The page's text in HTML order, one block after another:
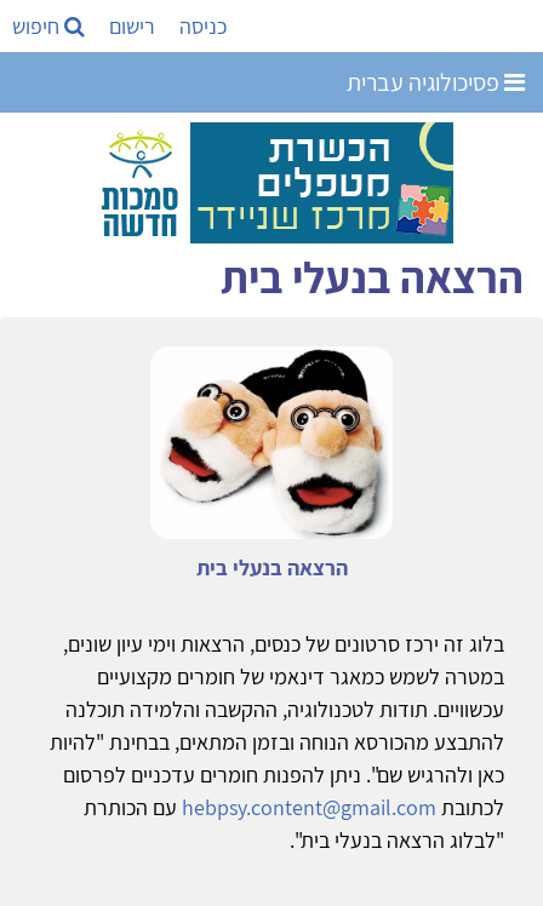
כניסה רישום חיפוש
פסיכולוגיה עברית
הרצאה בנעלי בית
הרצאה בנעלי בית
בלוג זה ירכז סרטונים של כנסים, הרצאות וימי עיון שונים,
במטרה לשמש כמאגר דינאמי של חומרים מקצועיים
עכשוויים. תודות לטכנולוגיה, ההקשבה והלמידה תוכלנה
להתבצע מהכורסא הנוחה ובזמן המתאים, בבחינת "להיות
כאן ולהרגיש שם". ניתן להפנות חומרים עדכניים לפרסום
לכתובת hebpsy.content@gmail.com עם הכותרת
"לבלוג הרצאה בנעלי בית".